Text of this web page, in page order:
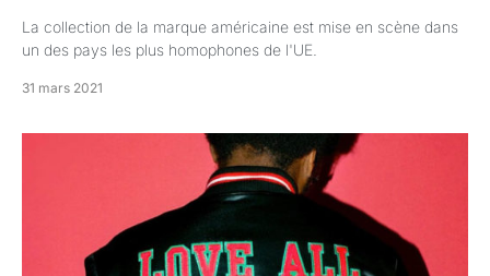
La collection de la marque américaine est mise en scène dans
un des pays les plus homophones de l'UE.
31 mars 2021